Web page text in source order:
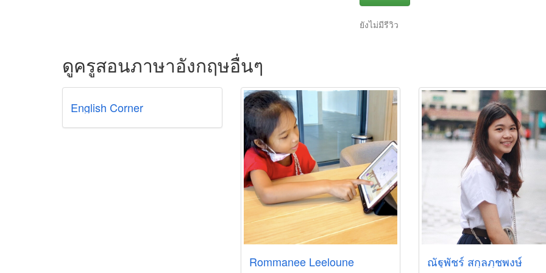
ยังไม่มีรีวิว
ดูครูสอนภาษาอังกฤษอื่นๆ
English Corner
Rommanee Leeloune ณัฐพัชร์ สกุลภุชพงษ์